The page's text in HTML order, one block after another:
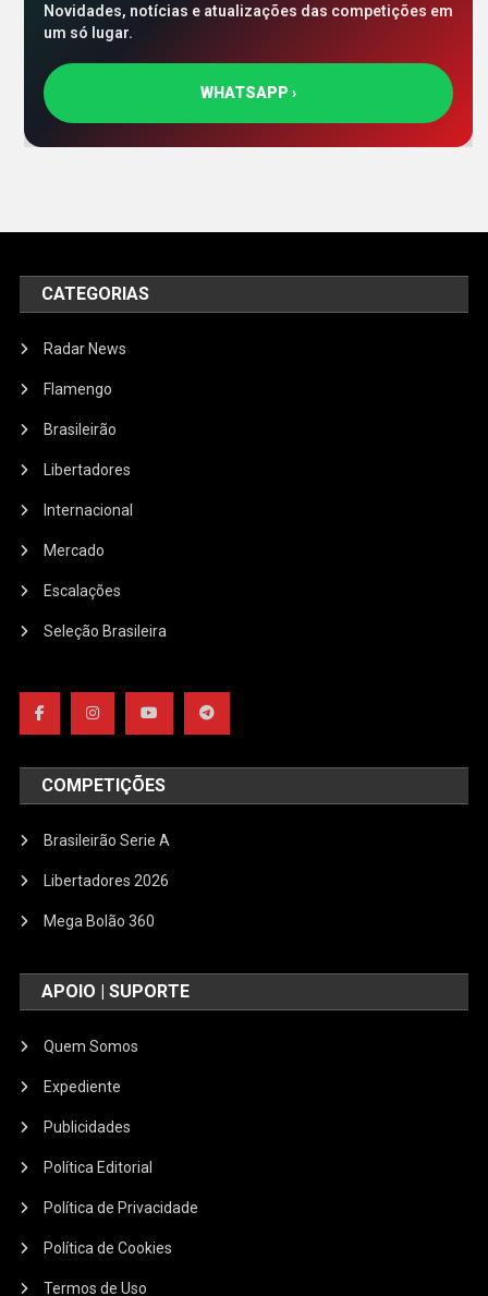
Novidades, notícias e atualizações das competições em
um só lugar.
WHATSAPP ›
CATEGORIAS
Radar News
Flamengo
Brasileirão
Libertadores
Internacional
Mercado
Escalações
Seleção Brasileira
COMPETIÇÕES
Brasileirão Serie A
Libertadores 2026
Mega Bolão 360
APOIO | SUPORTE
Quem Somos
Expediente
Publicidades
Política Editorial
Política de Privacidade
Política de Cookies
Termos de Uso